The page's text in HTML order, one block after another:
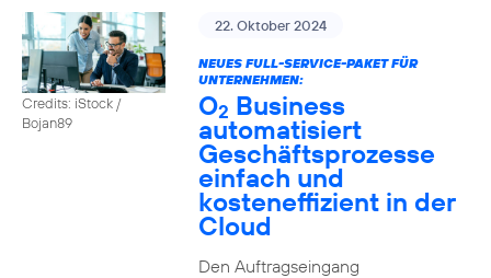
Credits: iStock /
Bojan89
22. Oktober 2024
NEUES FULL-SERVICE-PAKET FÜR
UNTERNEHMEN:
O2 Business
automatisiert
Geschäftsprozesse
einfach und
kosteneffizient in der
Cloud
Den Auftragseingang